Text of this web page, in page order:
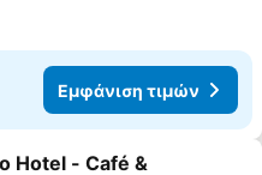
Εμφάνιση τιμών
Hotel - Café &